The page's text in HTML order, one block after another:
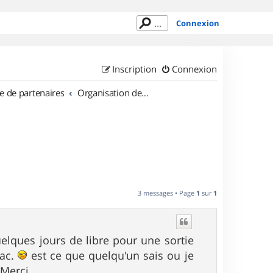
Connexion
Connexion
Inscription
de partenaires Organisation de sorties en région Alsace
3 messages • Page 1 sur 1
jours de libre pour une sortie
est ce que quelqu'un sais ou je